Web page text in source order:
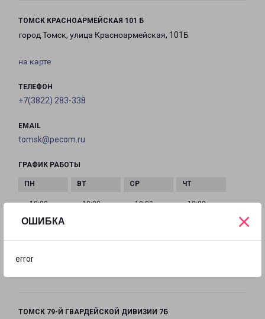
ОШИБКА
error
×
ТОМСК КРАСНОАРМЕЙСКАЯ 101 Б
город Томск, улица Красноармейская, 101Б
на карте
ТЕЛЕФОН
+7(3822) 283-338
EMAIL
tomsk@pecom.ru
ГРАФИК РАБОТЫ
с 10:00 до
20:00
с 10:00 до
с 10:00 до
с 10:00 до
с 10:00 до
ТОМСК 79-Й ГВАРДЕЙСКОЙ ДИВИЗИИ 7Б